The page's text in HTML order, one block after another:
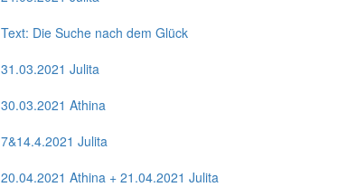
Text: Die Suche nach dem Glück
31.03.2021 Julita
30.03.2021 Athina
7&14.4.2021 Julita
20.04.2021 Athina + 21.04.2021 Julita